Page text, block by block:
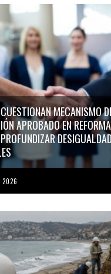
MECANISMO
APROBADO EN
2026